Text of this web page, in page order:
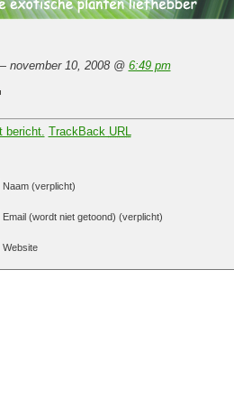
november 10, 2008 @ 6:49 pm
bericht. TrackBack URL
Naam (verplicht)
Email (wordt niet getoond) (verplicht)
Website